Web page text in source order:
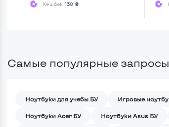
Кешбек 130 ₴
Самые популярные
Ноутбуки для учебы БУ Игровые
Ноутбуки Acer БУ Ноутбуки Asus БУ